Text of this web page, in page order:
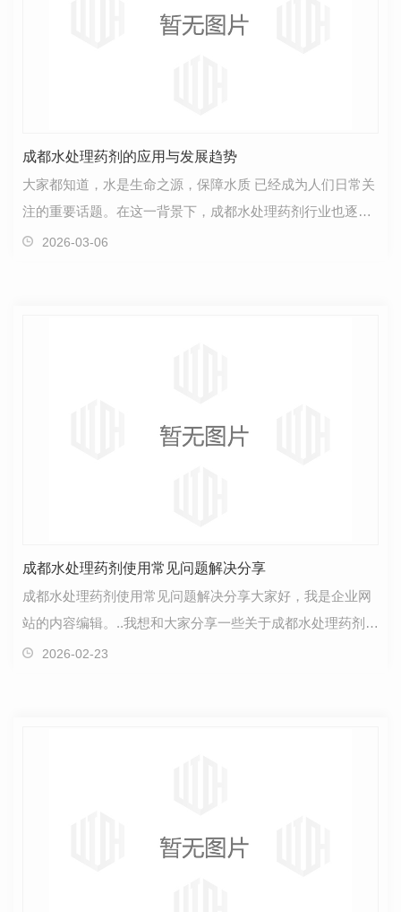
成都水处理药剂的应用与发展趋势
大家都知道，水是生命之源，保障水质 已经成为人们日常关
注的重要话题。在这一背景下，成都水处理药剂行业也逐渐
备受关注。水处理药剂的应用和发展趋势备受各界…
2026-03-06
成都水处理药剂使用常见问题解决分享
成都水处理药剂使用常见问题解决分享大家好，我是企业网
站的内容编辑。..我想和大家分享一些关于成都水处理药剂使
用常见问题的解决方法。首先，我们知道水处理药剂…
2026-02-23